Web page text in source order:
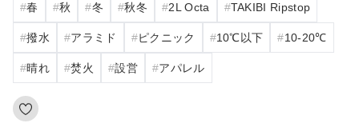
春 秋 冬 秋冬 2L Octa TAKIBI Ripstop
撥水 アラミド ピクニック 10℃以下 10‐20℃
晴れ 焚火 設営 アパレル